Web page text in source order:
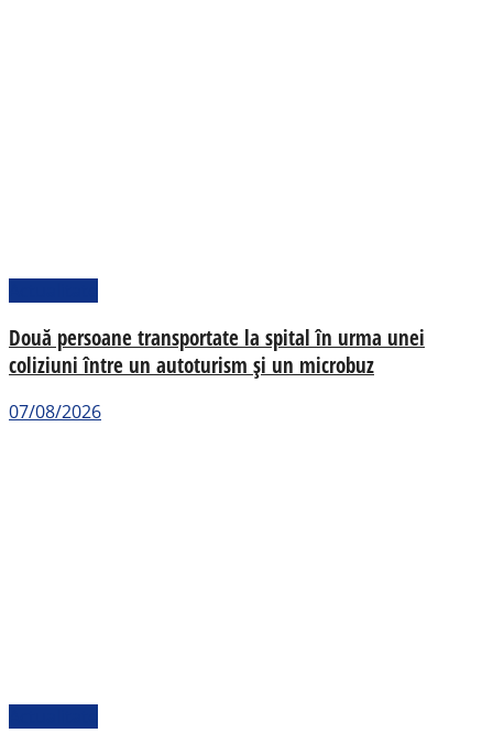
Două persoane transportate la spital în urma unei
coliziuni între un autoturism și un microbuz
07/08/2026